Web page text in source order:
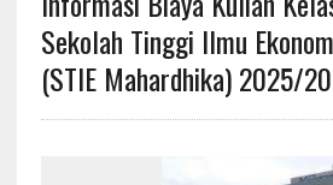
Sekolah Tinggi Ilmu
(STIE Mahardhika) 2025/